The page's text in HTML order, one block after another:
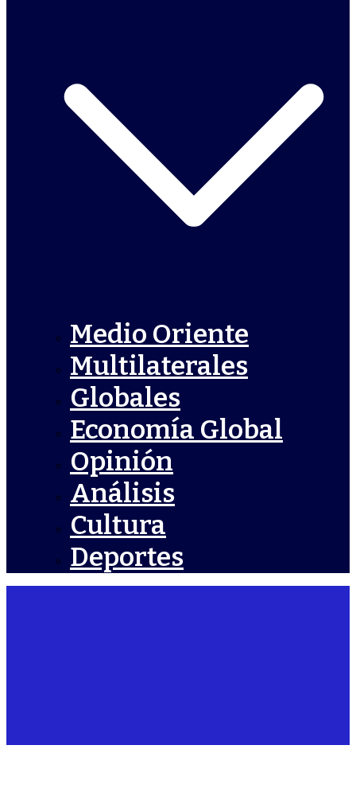
Medio Oriente
Multilaterales
Globales
Economía Global
Opinión
Análisis
Cultura
Deportes